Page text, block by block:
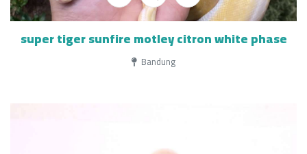
super tiger sunfire motley citron white phase
Bandung